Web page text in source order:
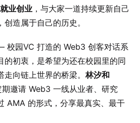
业创业 ，与大家一道持续更新自己
造属于自己的历史。
园VC 打造的 Web3 创客对话系
的初衷，是希望为还在校园里的同
走向链上世界的桥梁。林汐和
邀请 Web3 一线从业者、研究
AMA 的形式，分享最真实、最干